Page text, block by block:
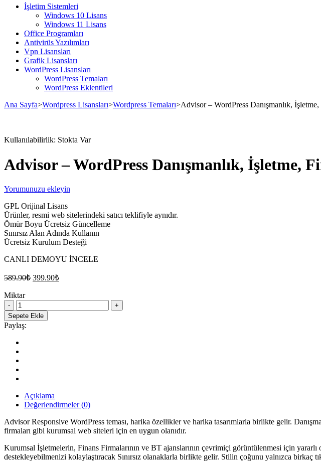
İşletim Sistemleri
Windows 10 Lisans
Windows 11 Lisans
Office Programları
Antivirüs Yazılımları
Vpn Lisansları
Grafik Lisansları
WordPress Lisansları
WordPress Temaları
WordPress Eklentileri
Ana Sayfa>Wordpress Lisansları>Wordpress Temaları>Advisor – WordPress Danışmanlık, İşletme,
Kullanılabilirlik: Stokta Var
Advisor – WordPress Danışmanlık, İşletme,
Yorumunuzu ekleyin
GPL Orijinal Lisans
Ürünler, resmi web sitelerindeki satıcı teklifiyle aynıdır.
Ömür Boyu Ücretsiz Güncelleme
Sınırsız Alan Adında Kullanın
Ücretsiz Kurulum Desteği
CANLI DEMOYU İNCELE
589.90₺ Orijinal
399.90₺Şu
Miktar
Advisor
–
WordPress
Danışmanlık,
İşletme,
Finans
Teması
quantity
Sepete Ekle
Paylaş:
Açıklama
Değerlendirmeler (0)
Advisor Responsive WordPress teması, harika özellikler ve harika tasarımlarla birlikte gelir.
firmaları gibi kurumsal web siteleri için en uygun olanıdır.
Kurumsal İşletmelerin, Finans Firmalarının ve BT ajanslarının çevrimiçi görüntülenmesi için
destekleyebilmenizi kolaylaştıracak Sınırsız olanaklarla birlikte gelir. Stilin çoğunu yalnızca